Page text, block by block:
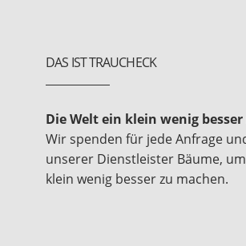
DAS IST TRAUCHECK
Die Welt ein klein wenig
Wir spenden für jede Anfrage
unserer Dienstleister Bäume,
klein wenig besser zu machen.